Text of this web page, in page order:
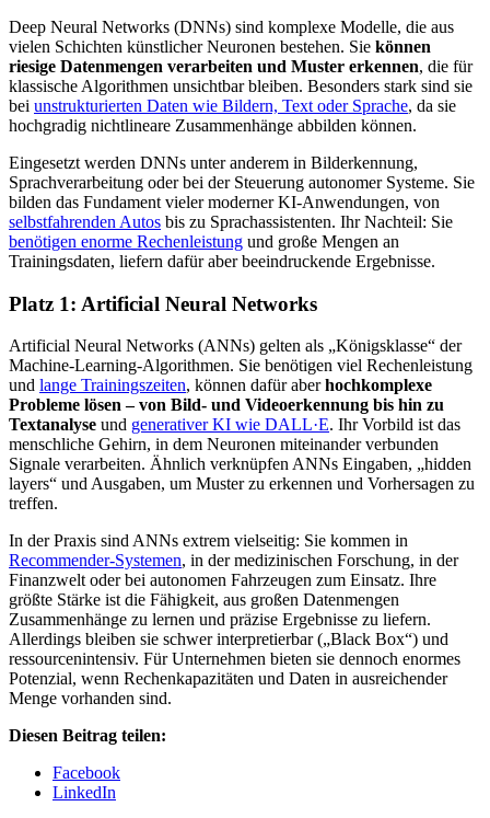
Deep Neural Networks (DNNs) sind komplexe Modelle, die aus
vielen Schichten künstlicher Neuronen bestehen. Sie können
riesige Datenmengen verarbeiten und Muster erkennen, die für
klassische Algorithmen unsichtbar bleiben. Besonders stark sind sie
bei unstrukturierten Daten wie Bildern, Text oder Sprache, da sie
hochgradig nichtlineare Zusammenhänge abbilden können.
Eingesetzt werden DNNs unter anderem in Bilderkennung,
Sprachverarbeitung oder bei der Steuerung autonomer Systeme. Sie
bilden das Fundament vieler moderner KI-Anwendungen, von
selbstfahrenden Autos bis zu Sprachassistenten. Ihr Nachteil: Sie
benötigen enorme Rechenleistung und große Mengen an
Trainingsdaten, liefern dafür aber beeindruckende Ergebnisse.
Platz 1: Artificial Neural Networks
Artificial Neural Networks (ANNs) gelten als „Königsklasse“ der
Machine-Learning-Algorithmen. Sie benötigen viel Rechenleistung
und lange Trainingszeiten, können dafür aberhochkomplexe
Probleme lösen – von Bild- und Videoerkennung bis hin zu
Textanalyse und generativer KI wie DALL·E. Ihr Vorbild ist das
menschliche Gehirn, in dem Neuronen miteinander verbunden
Signale verarbeiten. Ähnlich verknüpfen ANNs Eingaben, „hidden
layers“ und Ausgaben, um Muster zu erkennen und Vorhersagen zu
treffen.
In der Praxis sind ANNs extrem vielseitig: Sie kommen in
Recommender-Systemen, in der medizinischen Forschung, in der
Finanzwelt oder bei autonomen Fahrzeugen zum Einsatz. Ihre
größte Stärke ist die Fähigkeit, aus großen Datenmengen
Zusammenhänge zu lernen und präzise Ergebnisse zu liefern.
Allerdings bleiben sie schwer interpretierbar („Black Box“) und
ressourcenintensiv. Für Unternehmen bieten sie dennoch enormes
Potenzial, wenn Rechenkapazitäten und Daten in ausreichender
Menge vorhanden sind.
Diesen Beitrag teilen:
Facebook
LinkedIn